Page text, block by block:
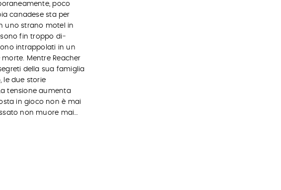
poco
canadese sta per
uno strano motel in
sono fin troppo di­
intrappolati in un
Mentre Reacher
della sua famiglia
le due storie
tensione aumenta
in gioco non è mai
non muore mai…